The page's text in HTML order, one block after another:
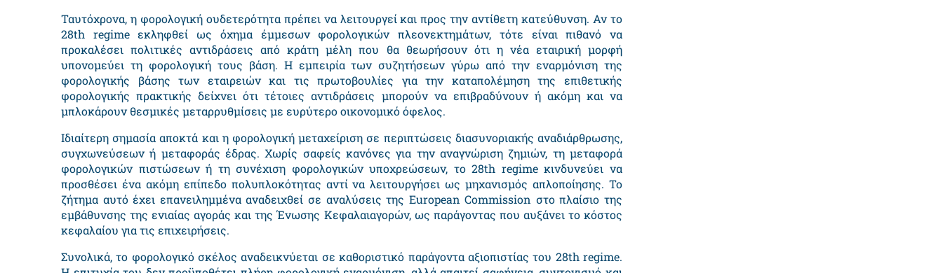
Ταυτόχρονα, η φορολογική ουδετερότητα πρέπει να λειτουργεί και προς την αντίθετη κατεύθυνση. Αν το
28th regimeεκληφθεί ως όχημα έμμεσων φορολογικών πλεονεκτημάτων, τότε είναι πιθανό να
προκαλέσει πολιτικές αντιδράσεις από κράτη μέλη που θα θεωρήσουν ότι η νέα εταιρική μορφή
υπονομεύει τη φορολογική τους βάση. Η εμπειρία των συζητήσεων γύρω από την εναρμόνιση της
φορολογικής βάσης των εταιρειών και τις πρωτοβουλίες για την καταπολέμηση της επιθετικής
φορολογικής πρακτικής δείχνει ότι τέτοιες αντιδράσεις μπορούν να επιβραδύνουν ή ακόμη και να
μπλοκάρουν θεσμικές μεταρρυθμίσεις με ευρύτερο οικονομικό όφελος.
Ιδιαίτερη σημασία αποκτά και η φορολογική μεταχείριση σε περιπτώσεις διασυνοριακής αναδιάρθρωσης,
συγχωνεύσεων ή μεταφοράς έδρας. Χωρίς σαφείς κανόνες για την αναγνώριση ζημιών, τη μεταφορά
φορολογικών πιστώσεων ή τη συνέχιση φορολογικών υποχρεώσεων, το 28th regimeκινδυνεύει να
προσθέσει ένα ακόμη επίπεδο πολυπλοκότητας αντί να λειτουργήσει ως μηχανισμός απλοποίησης. Το
ζήτημα αυτό έχει επανειλημμένα αναδειχθεί σε αναλύσεις της European Commission στο πλαίσιο της
εμβάθυνσης της ενιαίας αγοράς και της Ένωσης Κεφαλαιαγορών, ως παράγοντας που αυξάνει το κόστος
κεφαλαίου για τις επιχειρήσεις.
Συνολικά, το φορολογικό σκέλος αναδεικνύεται σε καθοριστικό παράγοντα αξιοπιστίας του 28th regime.